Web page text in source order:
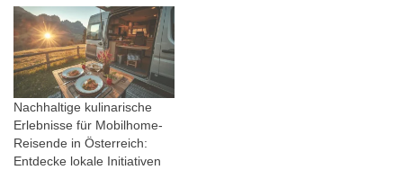
Nachhaltige kulinarische
Erlebnisse für Mobilhome-
Reisende in Österreich:
Entdecke lokale Initiativen